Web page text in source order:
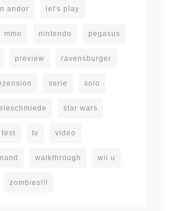
andor let's play
mmo nintendo pegasus
preview ravensburger
serie solo
star wars
test tv video
walkthrough wii u
zombies!!!